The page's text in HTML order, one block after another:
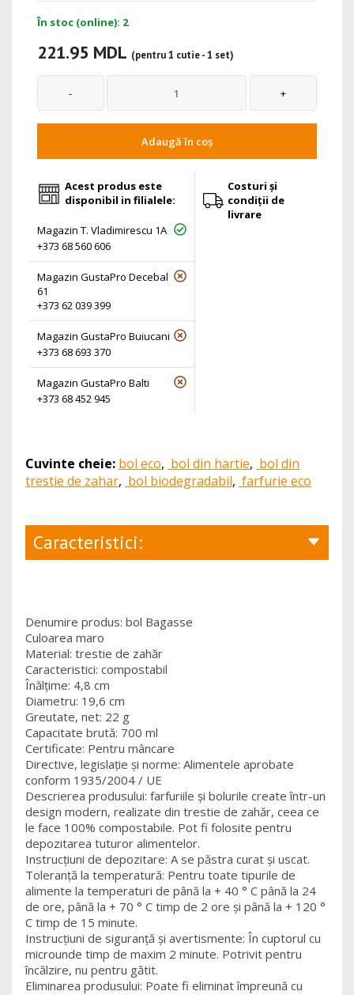
În stoc (online): 2
221.95 MDL (pentru 1 cutie - 1 set)
Adaugă în coș
Acest produs este
disponibil in filialele:
Magazin T. Vladimirescu 1A
+373 68 560 606
Magazin GustaPro Decebal
61
+373 62 039 399
Magazin GustaPro Buiucani
+373 68 693 370
Magazin GustaPro Balti
+373 68 452 945
Costuri și
condiții de
livrare
Cuvinte cheie: bol eco, bol din hartie, bol din
trestie de zahar, bol biodegradabil, farfurie eco
Caracteristici:
Denumire produs: bol Bagasse
Culoarea maro
Material: trestie de zahăr
Caracteristici: compostabil
Înălțime: 4,8 cm
Diametru: 19,6 cm
Greutate, net: 22 g
Capacitate brută: 700 ml
Certificate: Pentru mâncare
Directive, legislație și norme: Alimentele aprobate
conform 1935/2004 / UE
Descrierea produsului: farfuriile și bolurile create într-un
design modern, realizate din trestie de zahăr, ceea ce
le face 100% compostabile. Pot fi folosite pentru
depozitarea tuturor alimentelor.
Instrucțiuni de depozitare: A se păstra curat și uscat.
Toleranță la temperatură: Pentru toate tipurile de
alimente la temperaturi de până la + 40 ° C până la 24
de ore, până la + 70 ° C timp de 2 ore și până la + 120 °
C timp de 15 minute.
Instrucțiuni de siguranță și avertismente: În cuptorul cu
microunde timp de maxim 2 minute. Potrivit pentru
încălzire, nu pentru gătit.
Eliminarea produsului: Poate fi eliminat împreună cu